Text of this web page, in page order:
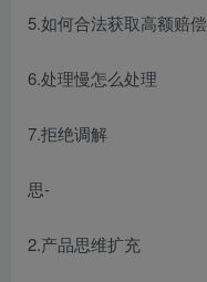
5.如何合法获取高额赔偿
6.处理慢怎么处理
7.拒绝调解
思-
2.产品思维扩充